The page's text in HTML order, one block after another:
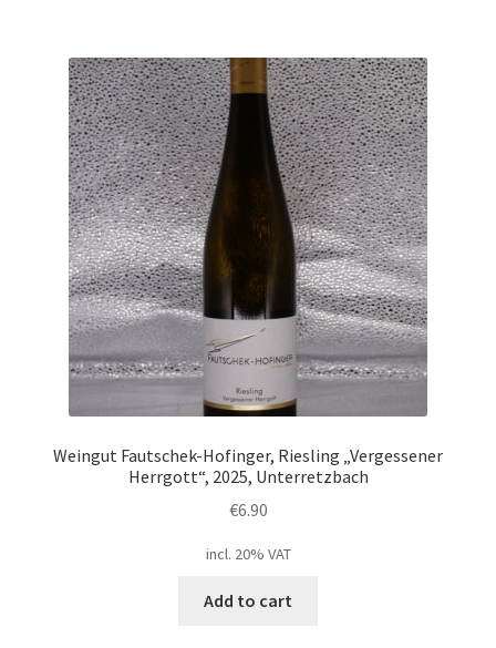
Weingut Fautschek-Hofinger, Riesling „Vergessener
Herrgott“, 2025, Unterretzbach
€6.90
incl. 20% VAT
Add to cart